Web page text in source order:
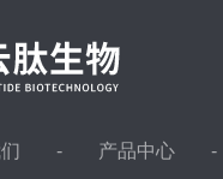
产品中心